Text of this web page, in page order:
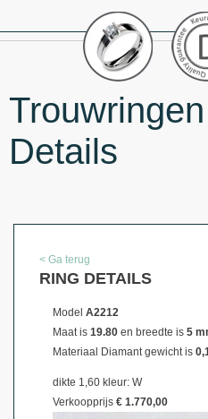
Details
< Ga terug
RING DETAILS
Model A2212
Maat is 19.80 en breedte is 5
Materiaal Diamant gewicht is
dikte 1,60 kleur: W
Verkoopprijs € 1.770,00